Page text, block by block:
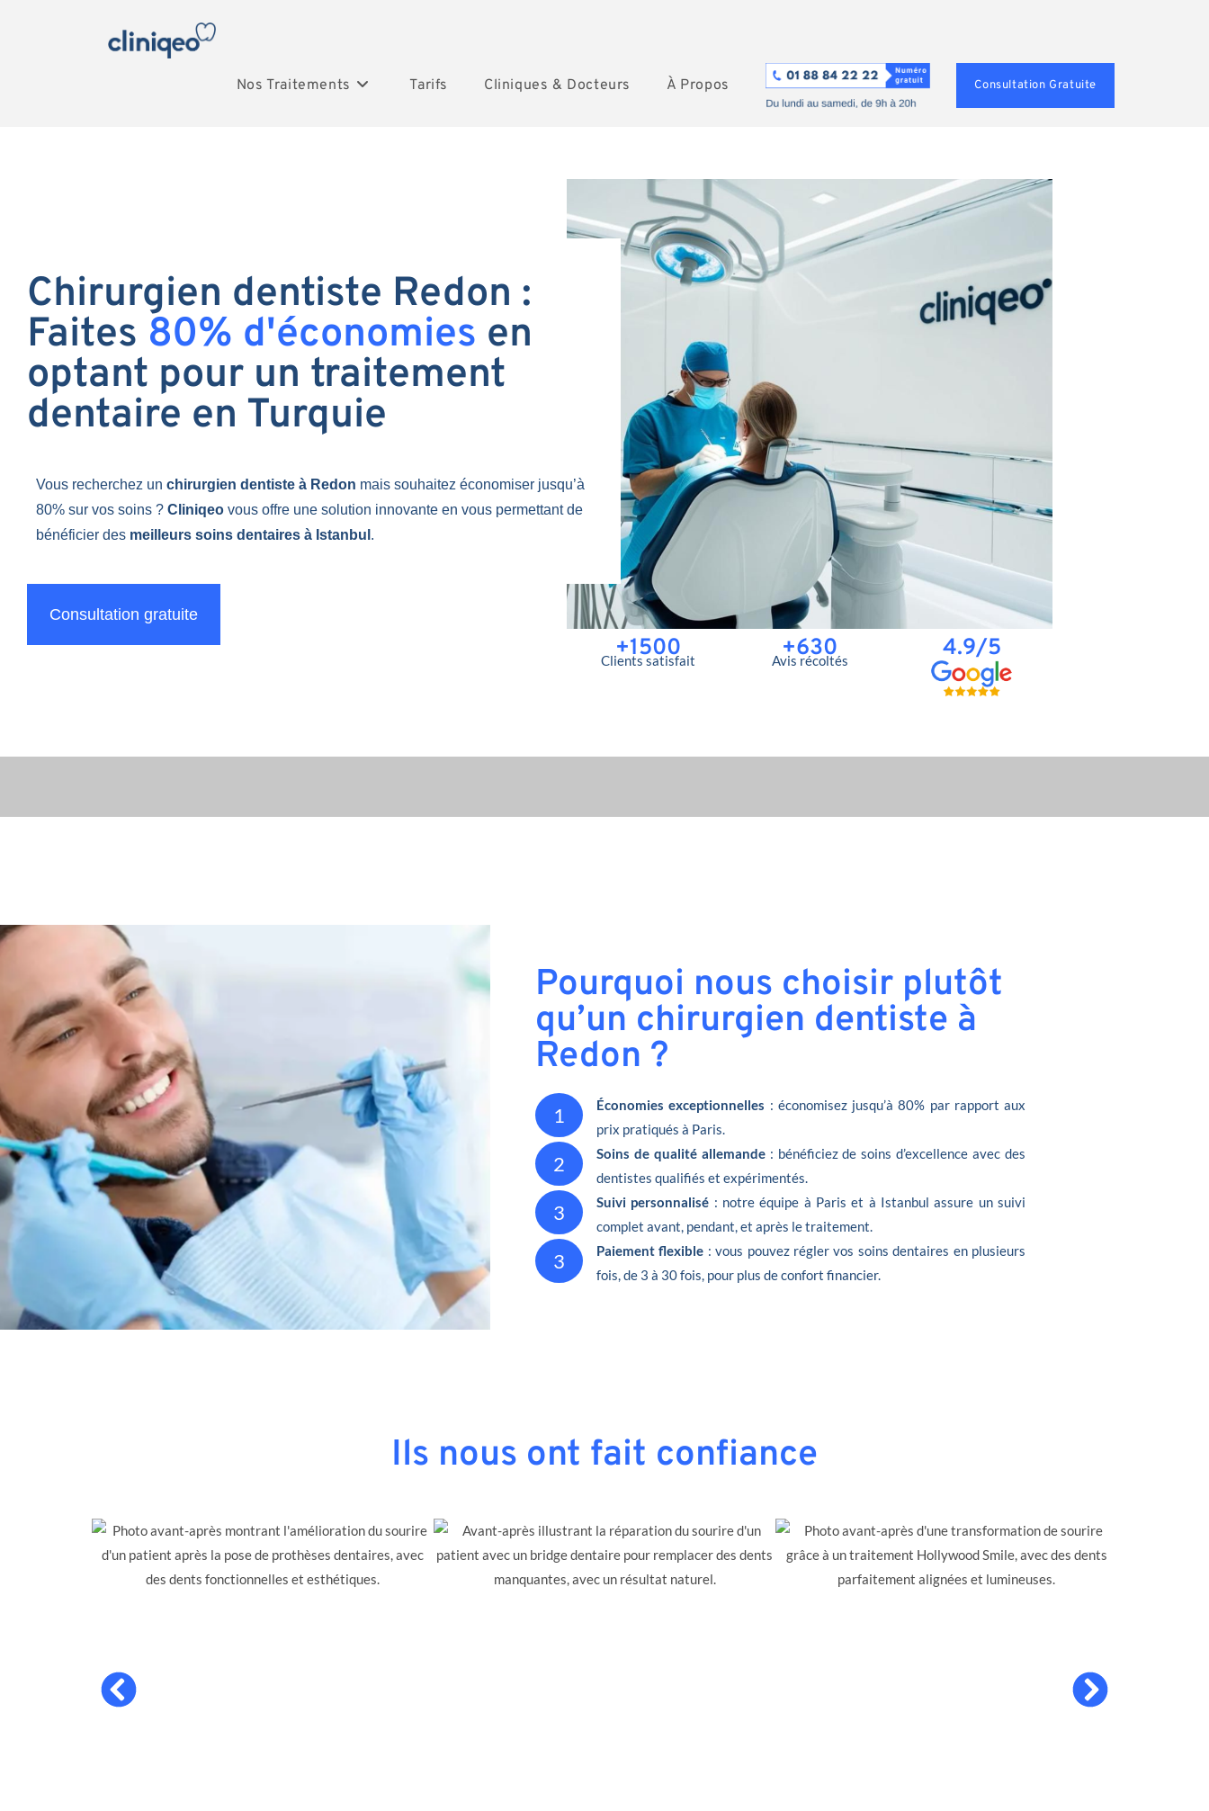
Nos Traitements Tarifs Cliniques & Docteurs À Propos Consultation Gratuite
Chirurgien dentiste Redon :
Faites 80% d'économies en
optant pour un traitement
dentaire en Turquie
Vous recherchez un chirurgien dentiste à Redon mais souhaitez économiser jusqu’à
80% sur vos soins ? Cliniqeo vous offre une solution innovante en vous permettant de
bénéficier des meilleurs soins dentaires à Istanbul .
Consultation gratuite
+1500
Clients satisfait +630
Avis récoltés 4.9/5
Pourquoi nous choisir plutôt
qu’un chirurgien dentiste à
Redon ?
1 Économies exceptionnelles : économisez jusqu’à 80% par rapport aux
prix pratiqués à Paris.
2 Soins de qualité allemande: bénéficiez de soins d’excellence avec des
dentistes qualifiés et expérimentés.
3 Suivi personnalisé : notre équipe à Paris et à Istanbul assure un suivi
complet avant, pendant, et après le traitement.
3 Paiement flexible : vous pouvez régler vos soins dentaires en plusieurs
fois, de 3 à 30 fois, pour plus de confort financier.
Ils nous ont fait confiance